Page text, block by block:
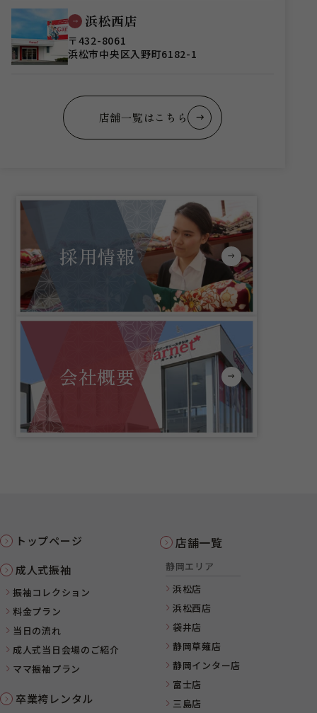
浜松西店
〒432-8061
浜松市中央区入野町6182-1
店舗一覧はこちら
採用情報
会社概要
トップページ
成人式振袖
振袖コレクション
料金プラン
当日の流れ
成人式当日会場のご紹介
ママ振袖プラン
卒業袴レンタル
店舗一覧
静岡エリア
浜松店
浜松西店
袋井店
静岡草薙店
静岡インター店
富士店
三島店